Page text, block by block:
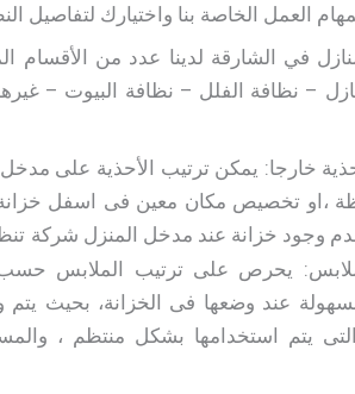
العمل الخاصة بنا واختيارك
في الشارقة لدينا عدد من الأقسام
– نظافة الفلل – نظافة البيوت –
خارجا: يمكن ترتيب الأحذية على
،او تخصيص مكان معين فى اسفل خزانة
وجود خزانة عند مدخل المنزل شركة
يحرص على ترتيب الملابس حسب
عند وضعها فى الخزانة، بحيث يتم
يتم استخدامها بشكل منتظم ،